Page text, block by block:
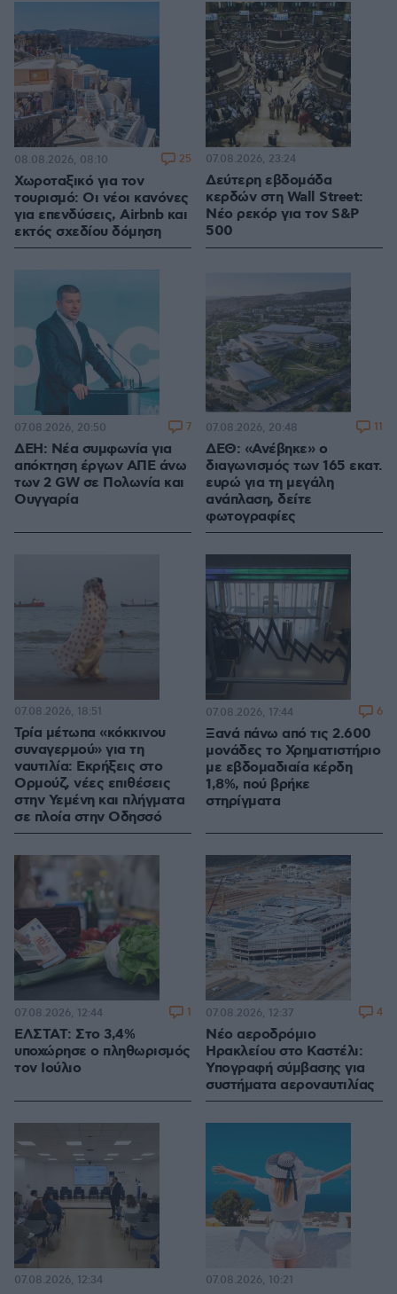
Χωροταξικό για τον
τουρισμό: Οι νέοι κανόνες
για επενδύσεις, Airbnb και
εκτός σχεδίου δόμηση
08.08.2026, 08:10 25
Δεύτερη εβδομάδα
κερδών στη Wall Street:
Νέο ρεκόρ για τον S&P
500
07.08.2026, 23:24
ΔΕΗ: Νέα συμφωνία για
απόκτηση έργων ΑΠΕ άνω
των 2 GW σε Πολωνία και
Ουγγαρία
07.08.2026, 20:50 7
ΔΕΘ: «Ανέβηκε» ο
διαγωνισμός των 165 εκατ.
ευρώ για τη μεγάλη
ανάπλαση, δείτε
φωτογραφίες
07.08.2026, 20:48 11
Τρία μέτωπα «κόκκινου
συναγερμού» για τη
ναυτιλία: Εκρήξεις στο
Ορμούζ, νέες επιθέσεις
στην Υεμένη και πλήγματα
σε πλοία στην Οδησσό
07.08.2026, 18:51
Ξανά πάνω από τις 2.600
μονάδες το Χρηματιστήριο
με εβδομαδιαία κέρδη
1,8%, πού βρήκε
στηρίγματα
07.08.2026, 17:44 6
ΕΛΣΤΑΤ: Στο 3,4%
υποχώρησε ο πληθωρισμός
τον Ιούλιο
07.08.2026, 12:44 1
Νέο αεροδρόμιο
Ηρακλείου στο Καστέλι:
Υπογραφή σύμβασης για
συστήματα αεροναυτιλίας
07.08.2026, 12:37 4
07.08.2026, 12:34 07.08.2026, 10:21